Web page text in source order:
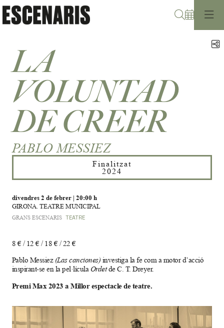
LA
VOLUNTAD
DE CREER
PABLO MESSIEZ
Finalitzat
2024
divendres 2 de febrer| 20:00 h
GIRONA. TEATRE MUNICIPAL
GRANS ESCENARIS TEATRE
8 € / 12 € / 18 € / 22 €
Pablo Messiez (Las canciones) investiga la fe com a motor d’acció
inspirant-se en la pel·lícula Ordetde C. T. Dreyer.
Premi Max 2023 a Millor espectacle de teatre.